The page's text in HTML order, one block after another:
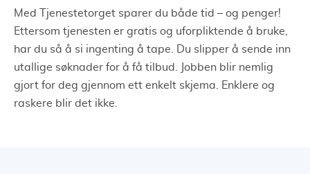
Med Tjenestetorget sparer du både tid – og penger!
Ettersom tjenesten er gratis og uforpliktende å bruke,
har du så å si ingenting å tape. Du slipper å sende inn
utallige søknader for å få tilbud. Jobben blir nemlig
gjort for deg gjennom ett enkelt skjema. Enklere og
raskere blir det ikke.